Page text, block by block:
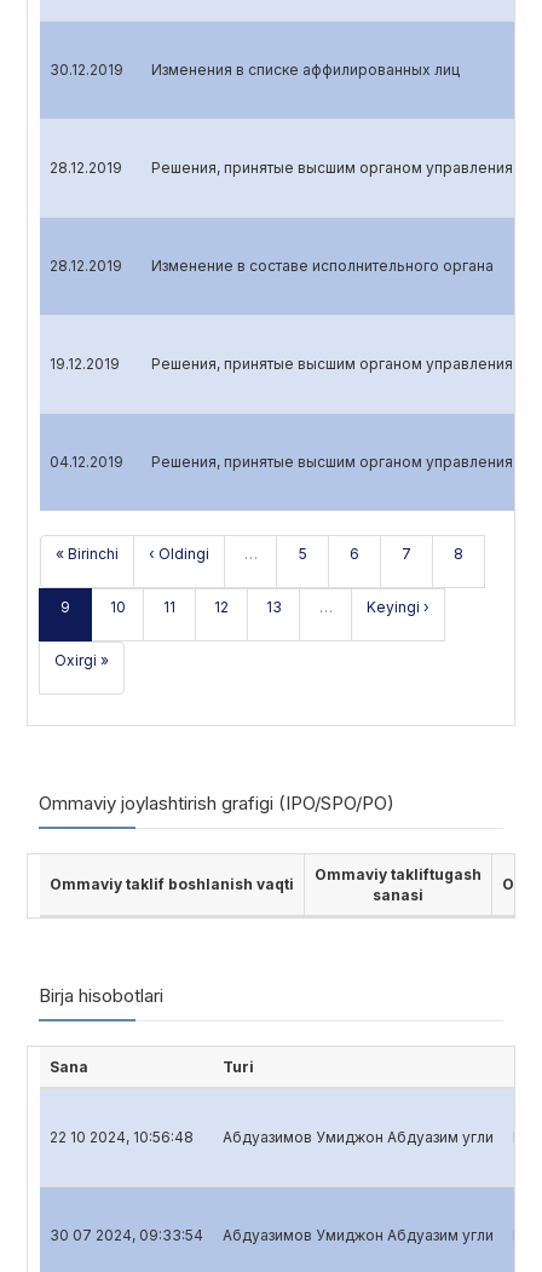
30.12.2019 Изменения в списке аффилированных лиц
28.12.2019 Решения, принятые высшим органом управления
28.12.2019 Изменение в составе исполнительного органа
19.12.2019 Решения, принятые высшим органом управления
04.12.2019 Решения, принятые высшим органом управления
« Birinchi ‹ Oldingi … 5 6 7 8
9 10 11 12 13 … Keyingi ›
Oxirgi »
Ommaviy joylashtirish grafigi (IPO/SPO/PO)
Ommaviy taklif boshlanish vaqti
Ommaviy takliftugash
sanasi
Birja hisobotlari
Sana Turi
22 10 2024, 10:56:48 Абдуазимов Умиджон Абдуазим угли
30 07 2024, 09:33:54 Абдуазимов Умиджон Абдуазим угли